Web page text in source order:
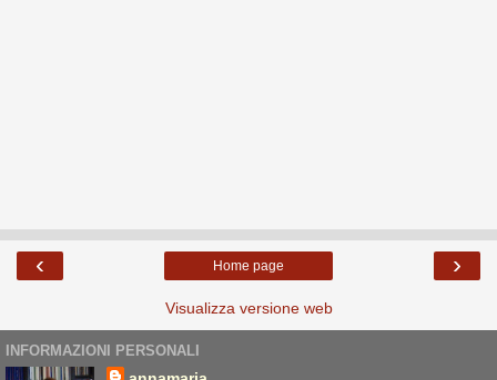
‹ ›
Home page
Visualizza versione web
INFORMAZIONI PERSONALI